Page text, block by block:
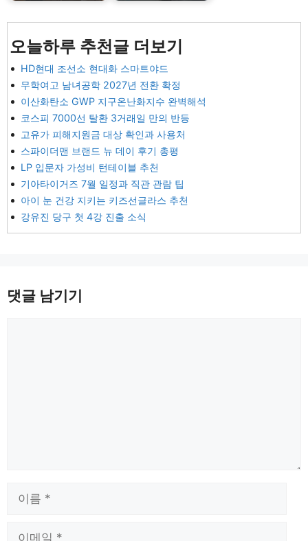
오늘하루 추천글 더보기
HD현대 조선소 현대화 스마트야드
무학여고 남녀공학 2027년 전환 확정
이산화탄소 GWP 지구온난화지수 완벽해석
코스피 7000선 탈환 3거래일 만의 반등
고유가 피해지원금 대상 확인과 사용처
스파이더맨 브랜드 뉴 데이 후기 총평
LP 입문자 가성비 턴테이블 추천
기아타이거즈 7월 일정과 직관 관람 팁
아이 눈 건강 지키는 키즈선글라스 추천
강유진 당구 첫 4강 진출 소식
댓글 남기기